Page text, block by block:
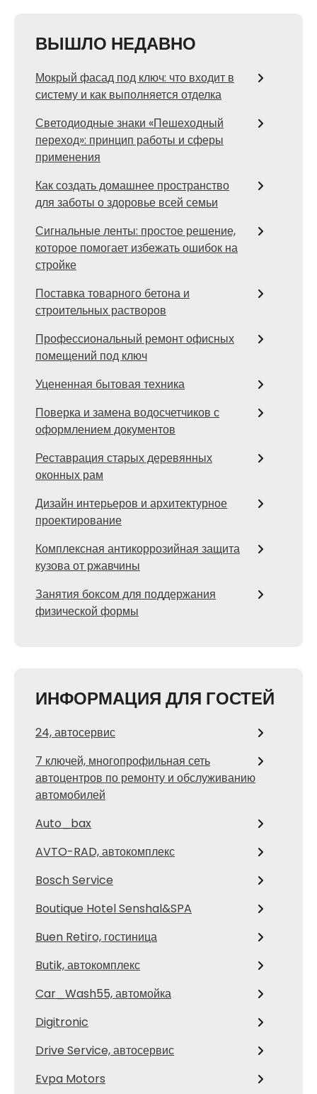
ВЫШЛО НЕДАВНО
Мокрый фасад под ключ: что входит в
систему и как выполняется отделка
Светодиодные знаки «Пешеходный
переход»: принцип работы и сферы
применения
Как создать домашнее пространство
для заботы о здоровье всей семьи
Сигнальные ленты: простое решение,
которое помогает избежать ошибок на
стройке
Поставка товарного бетона и
строительных растворов
Профессиональный ремонт офисных
помещений под ключ
Уцененная бытовая техника
Поверка и замена водосчетчиков с
оформлением документов
Реставрация старых деревянных
оконных рам
Дизайн интерьеров и архитектурное
проектирование
Комплексная антикоррозийная защита
кузова от ржавчины
Занятия боксом для поддержания
физической формы
ИНФОРМАЦИЯ ДЛЯ ГОСТЕЙ
24, автосервис
7 ключей, многопрофильная сеть
автоцентров по ремонту и обслуживанию
автомобилей
Auto_bax
AVTO-RAD, автокомплекс
Bosch Service
Boutique Hotel Senshal&SPA
Buen Retiro, гостиница
Butik, автокомплекс
Car_Wash55, автомойка
Digitronic
Drive Service, автосервис
Evpa Motors